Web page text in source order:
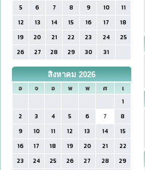
5
6 7 8 9 10
11
12
13 14 15 16 17
18
19
20 21 22 23 24
25
26
27 28 29 30 31
สิงหาคม 2026
อ
จ อ พ พ ศ
เ
1
2
3 4 5 6 7
8
9
10 11 12 13 14
15
16
17 18 19 20 21
22
23
24 25 26 27 28
29